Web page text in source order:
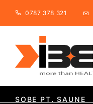
0787 378 321
SOBE PT. SAUNE